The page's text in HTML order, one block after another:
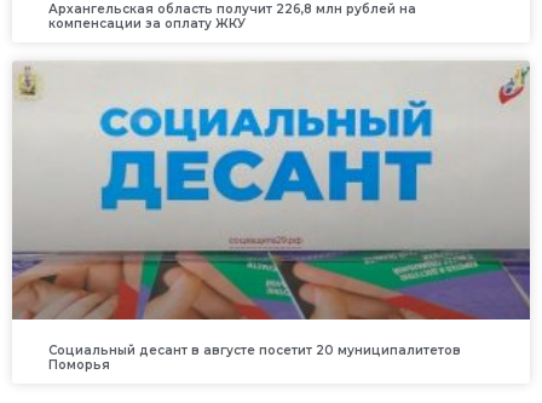
Архангельская область получит 226,8 млн рублей на
компенсации за оплату ЖКУ
Социальный десант в августе посетит 20 муниципалитетов
Поморья